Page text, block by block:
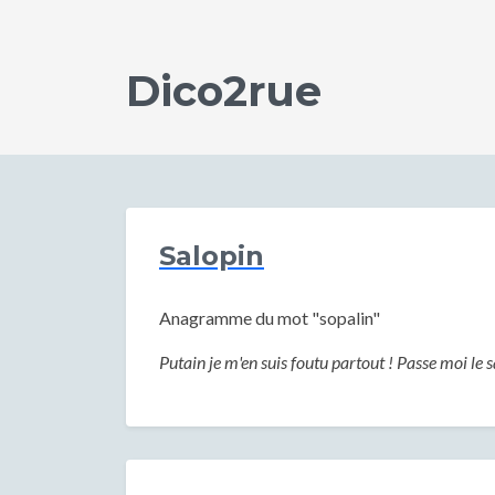
Dico2rue
Salopin
Anagramme du mot "sopalin"
Putain je m'en suis foutu partout ! Passe moi le